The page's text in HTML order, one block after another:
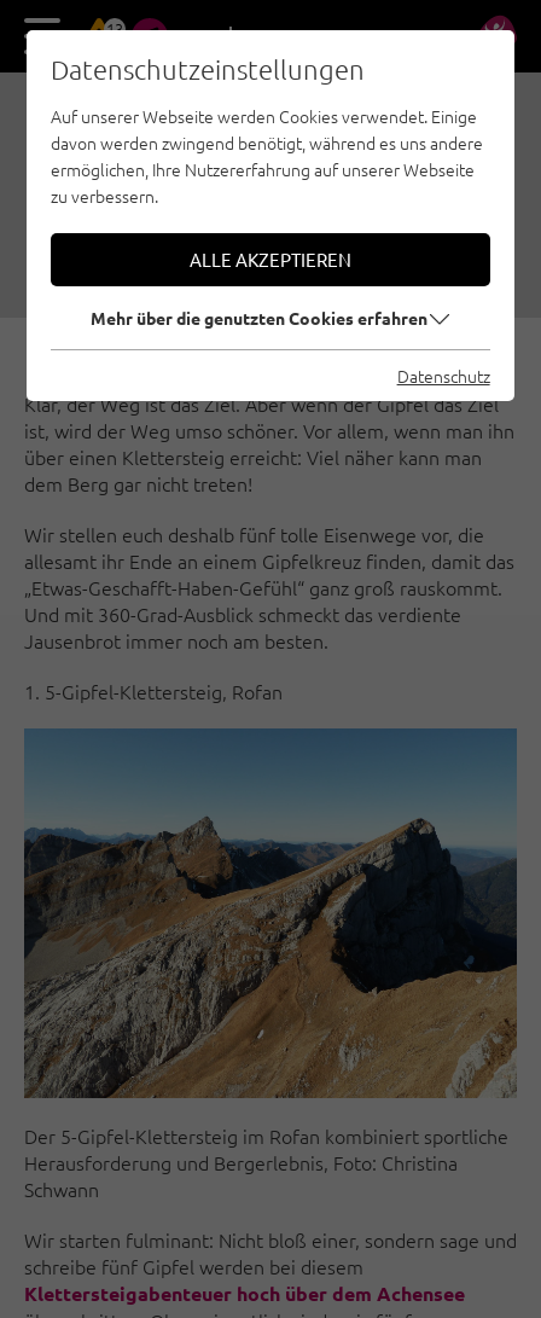
13 DE EN
5 KLETTERSTEIGE MIT
TOLLEN GIPFELZIELEN
Klettersteige, Wilder Kaiser, Nauders - Tiroler Oberland - Kaunertal,
Steinberge, Achensee
Klar, der Weg ist das Ziel. Aber wenn der Gipfel das Ziel
ist, wird der Weg umso schöner. Vor allem, wenn man ihn
über einen Klettersteig erreicht: Viel näher kann man
dem Berg gar nicht treten!
Wir stellen euch deshalb fünf tolle Eisenwege vor, die
allesamt ihr Ende an einem Gipfelkreuz finden, damit das
„Etwas-Geschafft-Haben-Gefühl“ ganz groß rauskommt.
Und mit 360-Grad-Ausblick schmeckt das verdiente
Jausenbrot immer noch am besten.
1. 5-Gipfel-Klettersteig, Rofan
Der 5-Gipfel-Klettersteig im Rofan kombiniert sportliche
Herausforderung und Bergerlebnis, Foto: Christina
Schwann
Wir starten fulminant: Nicht bloß einer, sondern sage und
schreibe fünf Gipfel werden bei diesem
Klettersteigabenteuer hoch über dem Achensee
Datenschutzeinstellungen
Auf unserer Webseite werden Cookies verwendet. Einige
davon werden zwingend benötigt, während es uns andere
ermöglichen, Ihre Nutzererfahrung auf unserer Webseite
zu verbessern.
ALLE AKZEPTIEREN
Mehr über die genutzten Cookies erfahren
Datenschutz